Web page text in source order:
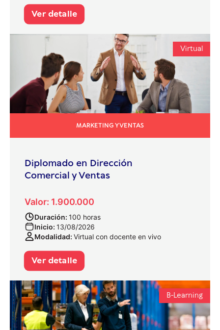
Ver detalle
Virtual
MARKETING Y VENTAS
Diplomado en Dirección
Comercial y Ventas
Valor: 1.900.000
Duración: 100 horas
Inicio: 13/08/2026
Modalidad: Virtual con docente en vivo
Ver detalle
B-Learning